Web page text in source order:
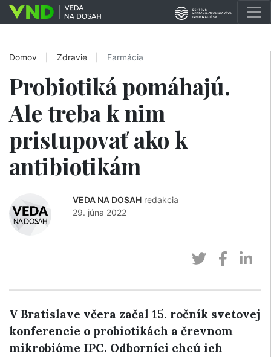
Domov Zdravie Farmácia
Probiotiká pomáhajú.
Ale treba k nim
pristupovať ako k
antibiotikám
VEDA NA DOSAH redakcia
29. júna 2022
V Bratislave včera začal 15. ročník svetovej
konferencie o probiotikách a črevnom
mikrobióme IPC. Odborníci chcú ich